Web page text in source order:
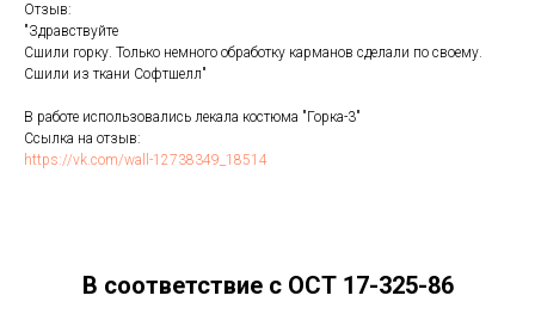
Отзыв:
"Здравствуйте
Сшили горку. Только немного обработку карманов сделали по своему.
Сшили из ткани Софтшелл"
В работе использовались лекала костюма "Горка-3"
Ссылка на отзыв:
https://vk.com/wall-12738349_18514
В соответствие с ОСТ 17-325-86